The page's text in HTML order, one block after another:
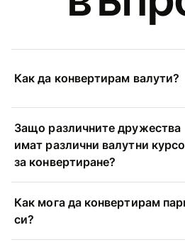
Как да конвертирам валути?
Защо различните дружества
имат различни валутни
за конвертиране?
Как мога да конвертирам
си?